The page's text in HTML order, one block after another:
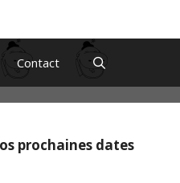
Contact
prochaines dates